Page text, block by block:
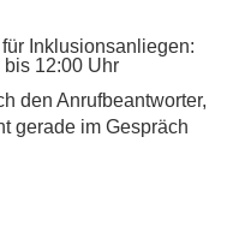
Inklusionsanliegen:
bis 12:00 Uhr
den Anrufbeantworter,
gerade im Gespräch